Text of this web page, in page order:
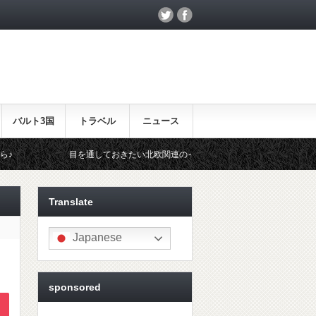
バルト3国 トラベル ニュース
通しておきたい北欧関連のイベント！ 北欧らしいギフトをお探し
Translate
Japanese
sponsored